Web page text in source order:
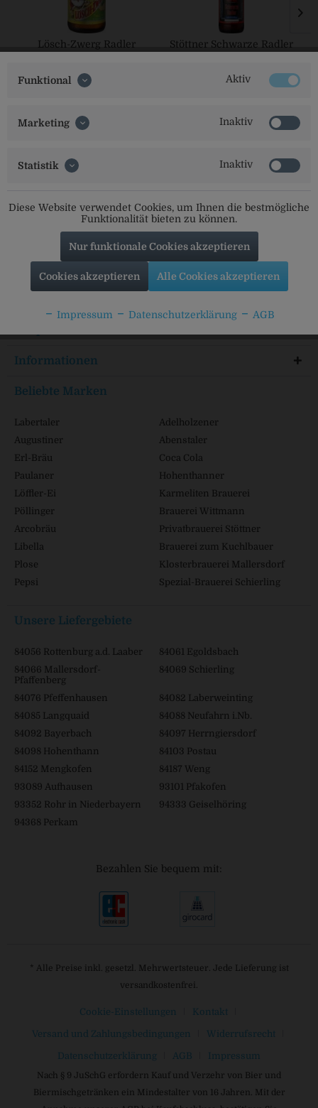
Lösch-Zwerg Radler
Stöttner Schwarze Radler
Social Media
Folgt uns auf unseren Kanälen für alle Neuigkeiten:
Informationen
Beliebte Marken
Labertaler
Adelholzener
Augustiner
Abenstaler
Erl-Bräu
Coca Cola
Paulaner
Hohenthanner
Löffler-Ei
Karmeliten Brauerei
Pöllinger
Brauerei Wittmann
Arcobräu
Privatbrauerei Stöttner
Libella
Brauerei zum Kuchlbauer
Plose
Klosterbrauerei Mallersdorf
Pepsi
Spezial-Brauerei Schierling
Unsere Liefergebiete
84056 Rottenburg a.d. Laaber
84061 Egoldsbach
84066 Mallersdorf-
Pfaffenberg
84069 Schierling
84076 Pfeffenhausen
84082 Laberweinting
84085 Langquaid
84088 Neufahrn i.Nb.
84092 Bayerbach
84097 Herrngiersdorf
84098 Hohenthann
84103 Postau
84152 Mengkofen
84187 Weng
93089 Aufhausen
93101 Pfakofen
93352 Rohr in Niederbayern
94333 Geiselhöring
94368 Perkam
Bezahlen Sie bequem mit:
* Alle Preise inkl. gesetzl. Mehrwertsteuer. Jede Lieferung ist
versandkostenfrei.
Cookie-Einstellungen Kontakt
Versand und Zahlungsbedingungen Widerrufsrecht
Datenschutzerklärung AGB Impressum
Nach § 9 JuSchG erfordern Kauf und Verzehr von Bier und
Biermischgetränken ein Mindestalter von 16 Jahren. Mit der
Funktional Aktiv
Marketing Inaktiv
Statistik Inaktiv
Diese Website verwendet Cookies, um Ihnen die bestmögliche
Funktionalität bieten zu können.
Nur funktionale Cookies akzeptieren
Cookies akzeptieren Alle Cookies akzeptieren
Impressum Datenschutzerklärung AGB